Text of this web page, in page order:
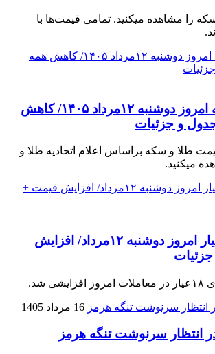
را مشاهده میکنید. تمامی قیمت‌ها با
قیمت طلا و سکه امروز دوشنبه ۱۲مرداد ۱۴۰۵/ کاهش
و جزئیات
طلا و سکه براساس اعلام اتحادیه طلا و
میکنید.
قیمت طلای ۱۸عیار امروز دوشنبه ۱۲مرداد/ افزایش
شد.
16 مرداد 1405
انتظار سرنوشت تنگه هرمز